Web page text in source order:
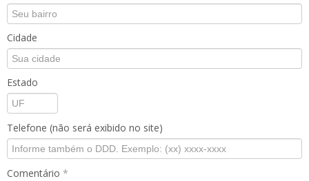
Cidade
Estado
Telefone (não será exibido no site)
Comentário *